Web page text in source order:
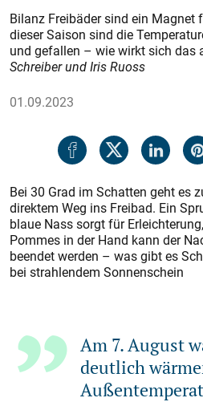
Bilanz Freibäder sind ein Magnet
dieser Saison sind die
und gefallen – wie wirkt sich das
Schreiber und Iris Ruoss
01.09.2023
Bei 30 Grad im Schatten geht es
direktem Weg ins Freibad. Ein
blaue Nass sorgt für
Pommes in der Hand kann der
beendet werden – was gibt es
bei strahlendem Sonnenschein
Am 7. August
deutlich